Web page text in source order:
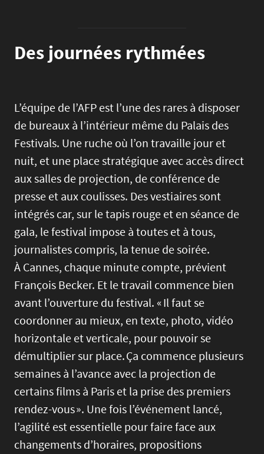
Des journées rythmées
L’équipe de l’AFP est l’une des rares à disposer
de bureaux à l’intérieur même du Palais des
Festivals. Une ruche où l’on travaille jour et
nuit, et une place stratégique avec accès direct
aux salles de projection, de conférence de
presse et aux coulisses. Des vestiaires sont
intégrés car, sur le tapis rouge et en séance de
gala, le festival impose à toutes et à tous,
journalistes compris, la tenue de soirée.
À Cannes, chaque minute compte, prévient
François Becker. Et le travail commence bien
avant l’ouverture du festival. « Il faut se
coordonner au mieux, en texte, photo, vidéo
horizontale et verticale, pour pouvoir se
démultiplier sur place. Ça commence plusieurs
semaines à l’avance avec la projection de
certains films à Paris et la prise des premiers
rendez-vous ». Une fois l’événement lancé,
l’agilité est essentielle pour faire face aux
changements d’horaires, propositions